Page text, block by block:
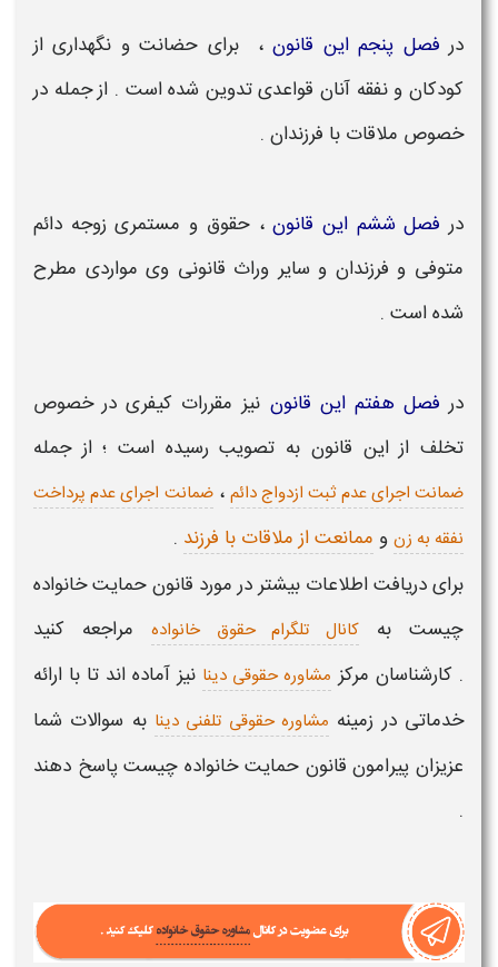
در فصل پنجم این قانون، برای حضانت و نگهداری از
کودکان و نفقه آنان قواعدی تدوین شده است . از جمله در
خصوص ملاقات با فرزندان .
در فصل ششم این قانون،حقوق و مستمری زوجه دائم
متوفی و فرزندان و سایر وراث قانونی ویمواردی مطرح
شده است .
در فصل هفتم این قانون نیز مقررات کیفری در خصوص
تخلف از این قانون به تصویب رسیده است ؛ از جمله
ضمانت اجرای عدم ثبت ازدواج دائم ، ضمانت اجرای عدم پرداخت
نفقه به زن و ممانعت از ملاقات با فرزند .
برای دریافت اطلاعات بیشتر در مورد قانون حمایت خانواده
چیست به کانال تلگرام حقوق خانواده
مراجعه کنید
. کارشناسان مرکز مشاوره حقوقی دینا نیز آماده اند تا با ارائه
خدماتی در زمینه مشاوره حقوقی تلفنی دینا به سوالات شما
عزیزان پیرامون قانون حمایت خانواده چیست​ پاسخ دهند
.